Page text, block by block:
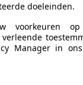
km Benzine
doeleinden.
voorkeuren
Manager in